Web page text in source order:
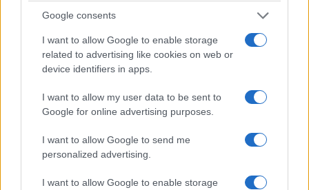
Google consents
I want to allow Google to enable storage
related to advertising like cookies on web or
device identifiers in apps.
I want to allow my user data to be sent to
Google for online advertising purposes.
I want to allow Google to send me
personalized advertising.
I want to allow Google to enable storage
και ενημέρωσε την
επ’ αυτοφώρω τους
δράστες
ΚΟΙΝΩΝΊΑ ΚΟΙΝΩΝΊΑ